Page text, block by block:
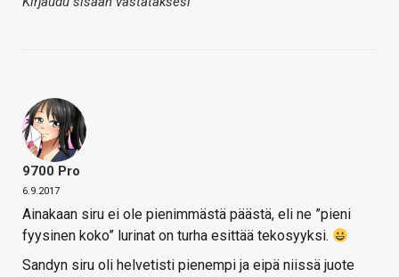
9700 Pro
6.9.2017
Ainakaan siru ei ole pienimmästä päästä, eli ne ”pieni
fyysinen koko” lurinat on turha esittää tekosyyksi.
Sandyn siru oli helvetisti pienempi ja eipä niissä juote